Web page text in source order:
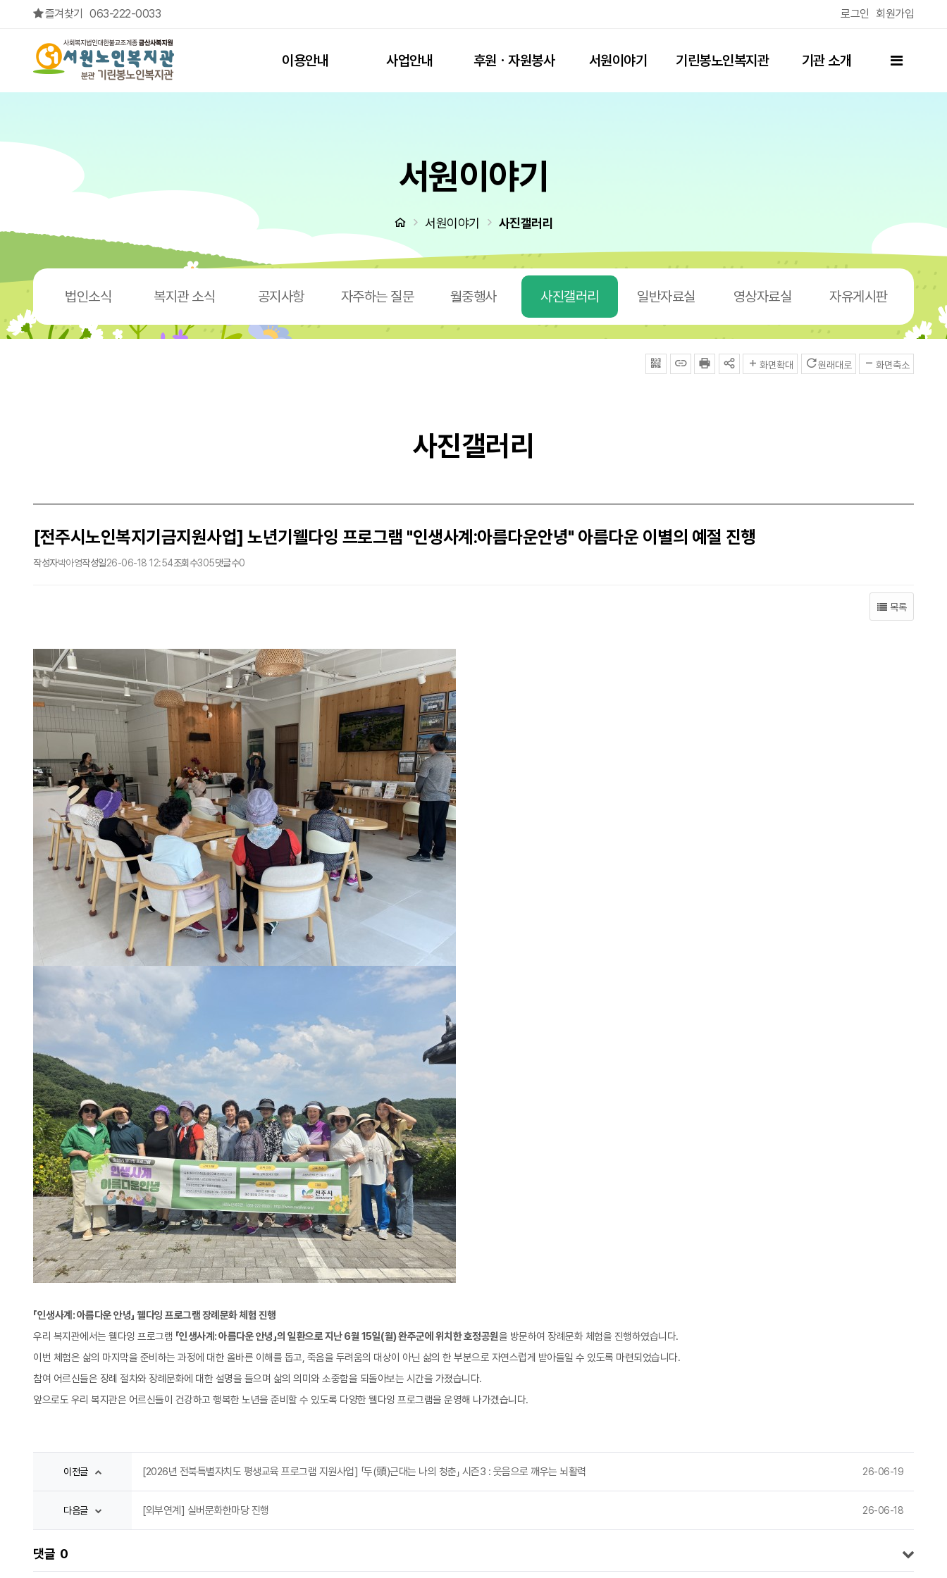
[전주시노인복지기금지원사업] 노년기웰다잉 프로그램 "인생사계:아름다운안녕" 아름다운 이별의 예절 진행 > 사진갤러리
즐겨찾기 063-222-0033 로그인 회원가입
이용안내 사업안내 후원ㆍ자원봉사 서원이야기 기린봉노인복지관 기관 소개 전체메
서원이야기
처음으로
서원이야기 사진갤러리
법인소식 복지관 소식 공지사항 자주하는 질문 월중행사 사진갤러리 일반자료실 영상자료실 자유게시판
QRcode주소복사프린터공유 화면확대 원래대로 화면축소
사진갤러리
[전주시노인복지기금지원사업] 노년기웰다잉 프로그램 "인생사계:아름다운안녕" 아름다운 이별의 예절 진행
작성자박아영작성일26-06-18 12:54조회수305댓글수0
목록
「인생사계: 아름다운 안녕」 웰다잉 프로그램 장례문화 체험 진행
우리 복지관에서는 웰다잉 프로그램 「인생사계: 아름다운 안녕」의 일환으로 지난6월 15일(월)완주군에 위치한호정공원을 방문하여 장례문화 체험을 진행하였습니다.
이번 체험은 삶의 마지막을 준비하는 과정에 대한 올바른 이해를 돕고, 죽음을 두려움의 대상이 아닌 삶의 한 부분으로 자연스럽게 받아들일 수 있도록 마련되었습니다.
참여 어르신들은 장례 절차와 장례문화에 대한 설명을 들으며 삶의 의미와 소중함을 되돌아보는 시간을 가졌습니다.
앞으로도 우리 복지관은 어르신들이 건강하고 행복한 노년을 준비할 수 있도록 다양한 웰다잉 프로그램을 운영해 나가겠습니다.
이전글 [2026년 전북특별자치도 평생교육 프로그램 지원사업] 「두(頭)근대는 나의 청춘」 시즌3 : 웃음으로 깨우는 뇌활력 26-06-19
다음글 [외부연계] 실버문화한마당 진행 26-06-18
댓글 0